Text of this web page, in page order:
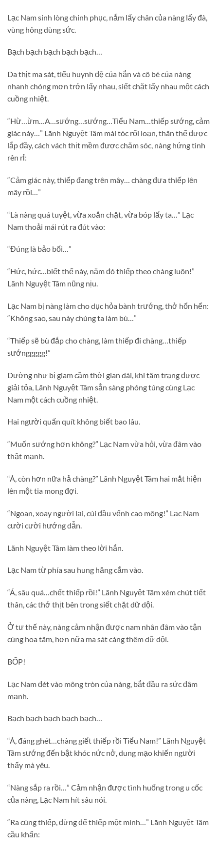
Lạc Nam sinh lòng chinh phục, nắm lấy chân của nàng lấy đà,
vùng hông dùng sức.
Bạch bạch bạch bạch bạch…
Da thịt ma sát, tiểu huynh đệ của hắn và cô bé của nàng
nhanh chóng mơn trớn lấy nhau, siết chặt lấy nhau một cách
cuồng nhiệt.
“Hừ…ừm…A…sướng…sướng…Tiểu Nam…thiếp sướng, cảm
giác này…” Lãnh Nguyệt Tâm mái tóc rối loạn, thân thể được
lắp đầy, cách vách thịt mềm được chăm sóc, nàng hứng tình
rên rỉ:
“Cảm giác này, thiếp đang trên mây… chàng đưa thiếp lên
mây rồi…”
“Là nàng quá tuyệt, vừa xoắn chặt, vừa bóp lấy ta…” Lạc
Nam thoải mái rút ra đút vào:
“Đúng là bảo bối…”
“Hức, hức…biết thế này, năm đó thiếp theo chàng luôn!”
Lãnh Nguyệt Tâm nũng nịu.
Lạc Nam bị nàng làm cho dục hỏa bành trướng, thở hổn hển:
“Không sao, sau này chúng ta làm bù…”
“Thiếp sẽ bù đắp cho chàng, làm thiếp đi chàng…thiếp
sướnggggg!”
Dường như bị giam cầm thời gian dài, khi tâm trạng được
giải tỏa, Lãnh Nguyệt Tâm sẳn sàng phóng túng cùng Lạc
Nam một cách cuồng nhiệt.
Hai người quấn quít không biết bao lâu.
“Muốn sướng hơn không?” Lạc Nam vừa hỏi, vừa đâm vào
thật mạnh.
“Á, còn hơn nữa hả chàng?” Lãnh Nguyệt Tâm hai mắt hiện
lên một tia mong đợi.
“Ngoan, xoay người lại, cúi đầu vểnh cao mông!” Lạc Nam
cười cười hướng dẫn.
Lãnh Nguyệt Tâm làm theo lời hắn.
Lạc Nam từ phía sau hung hăng cắm vào.
“Á, sâu quá…chết thiếp rồi!” Lãnh Nguyệt Tâm xém chút tiết
thân, các thớ thịt bên trong siết chặt dữ dội.
Ở tư thế này, nàng cảm nhận được nam nhân đâm vào tận
cùng hoa tâm, hơn nữa ma sát càng thêm dữ dội.
BỐP!
Lạc Nam đét vào mông tròn của nàng, bắt đầu ra sức đâm
mạnh.
Bạch bạch bạch bạch bạch…
“Á, đáng ghét…chàng giết thiếp rồi Tiểu Nam!” Lãnh Nguyệt
Tâm sướng đến bật khóc nức nở, dung mạo khiến người
thấy mà yêu.
“Nàng sắp ra rồi…” Cảm nhận được tình huống trong u cốc
của nàng, Lạc Nam hít sâu nói.
“Ra cùng thiếp, đừng để thiếp một mình…” Lãnh Nguyệt Tâm
cầu khẩn: